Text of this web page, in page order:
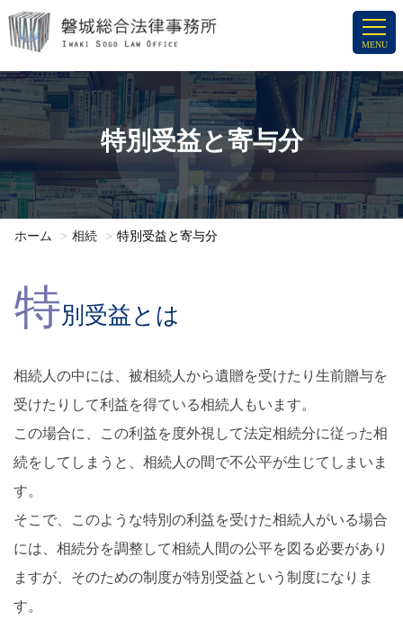
ン
ン
ツ
キ
ッ
プ
MENU
特別受益と寄与分
ホーム 相続 特別受益と寄与分
特別受益とは
相続人の中には、被相続人から遺贈を受けたり生前贈与を
受けたりして利益を得ている相続人もいます。
この場合に、この利益を度外視して法定相続分に従った相
続をしてしまうと、相続人の間で不公平が生じてしまいま
す。
そこで、このような特別の利益を受けた相続人がいる場合
には、相続分を調整して相続人間の公平を図る必要があり
ますが、そのための制度が特別受益という制度になりま
す。